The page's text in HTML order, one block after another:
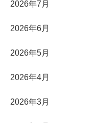
2026年7月
2026年6月
2026年5月
2026年4月
2026年3月